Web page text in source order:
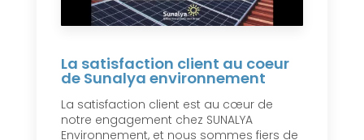
La satisfaction client au coeur
de Sunalya environnement
La satisfaction client est au cœur de
notre engagement chez SUNALYA
Environnement, et nous sommes fiers de